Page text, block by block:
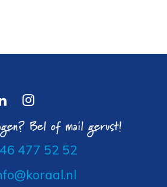
Bel of mail gerust!
477 52 52